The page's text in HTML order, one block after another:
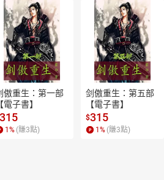
傲重生：第一部
【電子書】
315
1 % (賺3點)
剑傲重生：第五部
【電子書】
$315
1 % (賺3點)